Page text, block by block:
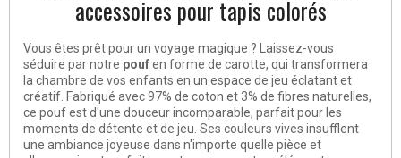
accessoires pour tapis colorés
Vous êtes prêt pour un voyage magique ? Laissez-vous
séduire par notre poufen forme de carotte, qui transformera
la chambre de vos enfants en un espace de jeu éclatant et
créatif. Fabriqué avec 97% de coton et 3% de fibres naturelles,
ce pouf est d'une douceur incomparable, parfait pour les
moments de détente et de jeu. Ses couleurs vives insufflent
une ambiance joyeuse dans n'importe quelle pièce et